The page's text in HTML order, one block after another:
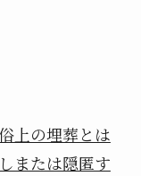
上の埋葬とは
または隠匿す